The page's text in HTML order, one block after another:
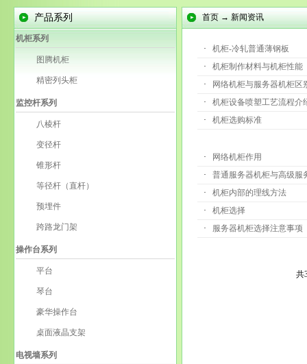
产品系列
机柜系列
图腾机柜
精密列头柜
监控杆系列
八棱杆
变径杆
锥形杆
等径杆（直杆）
预埋件
跨路龙门架
操作台系列
平台
琴台
豪华操作台
桌面液晶支架
电视墙系列
首页 → 新闻资讯
·
机柜-冷轧普通薄钢板
·
机柜制作材料与机柜性能
·
网络机柜与服务器机柜区
·
机柜设备喷塑工艺流程介
·
机柜选购标准
·
网络机柜作用
·
普通服务器机柜与高级服
·
机柜内部的理线方法
·
机柜选择
·
服务器机柜选择注意事项
共